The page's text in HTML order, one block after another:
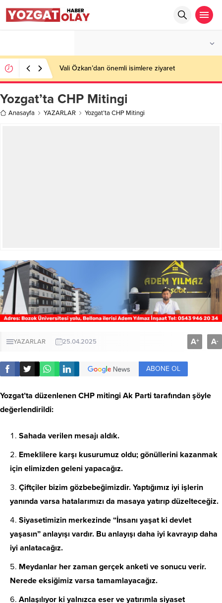
Vali Özkan’dan önemli isimlere ziyaret
Yozgat’ta CHP Mitingi
Anasayfa YAZARLAR Yozgat’ta CHP Mitingi
YAZARLAR 25.04.2025 A+ A-
ABONE OL
Yozgat’ta düzenlenen CHP mitingi Ak Parti tarafından şöyle
değerlendirildi:
Sahada verilen mesajı aldık.
Emeklilere karşı kusurumuz oldu; gönüllerini kazanmak
için elimizden geleni yapacağız.
Çiftçiler bizim gözbebeğimizdir. Yaptığımız iyi işlerin
yanında varsa hatalarımızı da masaya yatırıp düzelteceğiz.
Siyasetimizin merkezinde “İnsanı yaşat ki devlet
yaşasın” anlayışı vardır. Bu anlayışı daha iyi kavrayıp daha
iyi anlatacağız.
Meydanlar her zaman gerçek anketi ve sonucu verir.
Nerede eksiğimiz varsa tamamlayacağız.
Anlaşılıyor ki yalnızca eser ve yatırımla siyaset